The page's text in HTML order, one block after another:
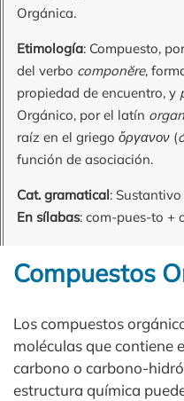
Orgánica.
Etimología: Compuesto,
del verbo componĕre,
propiedad de encuentro, y
Orgánico, por el latín
raíz en el griego ὄργανον (
función de asociación.
Cat. gramatical: Sustantivo
En sílabas: com-pues-to +
Compuestos
Los compuestos
moléculas que contiene
carbono o carbono-
estructura química